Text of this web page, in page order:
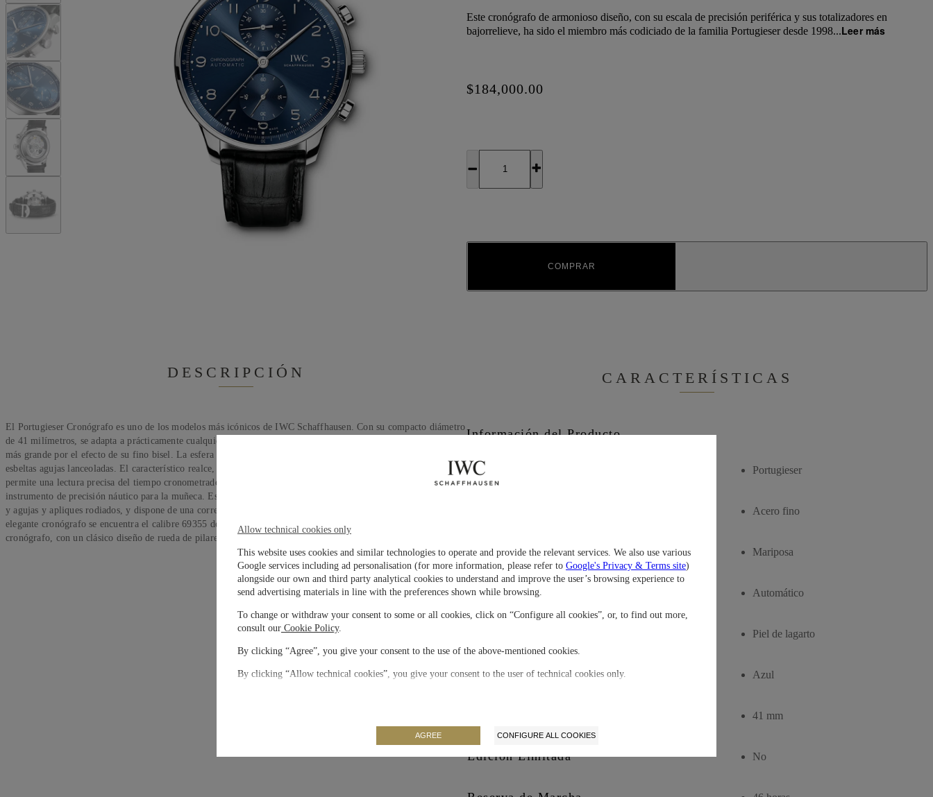
Este cronógrafo de armonioso diseño, con su escala de precisión periférica y sus totalizadores en
bajorrelieve, ha sido el miembro más codiciado de la familia Portugieser desde 1998...Leer más
$184,000.00
COMPRAR
DESCRIPCIÓN
El Portugieser Cronógrafo es uno de los modelos más icónicos de IWC Schaffhausen. Con su compacto diámetro
de 41 milímetros, se adapta a prácticamente cualquier muñeca. Sin embargo, el reloj aparenta ser notablemente
más grande por el efecto de su fino bisel. La esfera sencilla y funcional presenta números arábigos aplicados y
esbeltas agujas lanceoladas. El característico realce, que presenta una escala de cuartos de segundo, no solo
permite una lectura precisa del tiempo cronometrado, sino que también evoca los orígenes del Portugieser como
instrumento de precisión náutico para la muñeca. Este modelo cuenta con una caja de acero fino con esfera azul
y agujas y apliques rodiados, y dispone de una correa de piel de aligátor color negro. Dentro del deportivo y
elegante cronógrafo se encuentra el calibre 69355 de la manufactura IWC. El robusto y preciso movimiento
cronógrafo, con un clásico diseño de rueda de pilares, es visible a través de un fondo de caja de cristal de zafiro.
CARACTERÍSTICAS
Información del Producto
Colección Portugieser
Acero fino
Cierre Mariposa
Movimiento Automático
Piel de lagarto
Carátula Azul
41 mm
Edición Limitada No
Allow technical cookies only
This website uses cookies and similar technologies to operate and provide the relevant services. We also use various
Google services including ad personalisation (for more information, please refer to Google's Privacy & Terms site)
alongside our own and third party analytical cookies to understand and improve the user’s browsing experience to
send advertising materials in line with the preferences shown while browsing.
To change or withdraw your consent to some or all cookies, click on “Configure all cookies”, or, to find out more,
consult our Cookie Policy.
By clicking “Agree”, you give your consent to the use of the above-mentioned cookies.
By clicking “Allow technical cookies”, you give your consent to the user of technical cookies only.
AGREE CONFIGURE ALL COOKIES